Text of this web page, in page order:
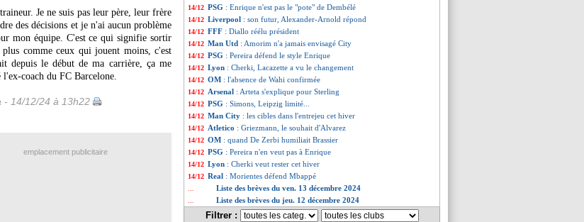
Je ne suis pas leur père, leur frère
des décisions et je n'ai aucun problème
mon équipe. C'est ce qui signifie sortir
comme ceux qui jouent moins, c'est
depuis le début de ma carrière, ça me
coach du FC Barcelone.
- 14/12/24 à 13h22
14/12 PSG : Enrique n'est pas le "pote" de Dembélé
14/12 Liverpool : son futur, Alexander-Arnold répond
14/12 FFF : Diallo réélu président
14/12 Man Utd : Amorim n'a jamais envisagé City
14/12 PSG : Pereira défend le style Enrique
14/12 Lyon : Cherki, Lacazette a vu le changement
14/12 OM : l'absence de Wahi confirmée
14/12 Arsenal : Arteta s'explique pour Sterling
14/12 PSG : Simons, Leipzig limité...
14/12 Man City : les cibles dans l'entrejeu cet hiver
14/12 Atletico : Griezmann, le souhait d'Alvarez
14/12 OM : quand De Zerbi humiliait Brassier
14/12 PSG : Pereira n'en veut pas à Enrique
14/12 Lyon : Cherki veut rester cet hiver
14/12 Real : Morientes défend Mbappé
Liste des brèves du ven. 13 décembre 2024
Liste des brèves du jeu. 12 décembre 2024
Filtrer :
emplacement publicitaire